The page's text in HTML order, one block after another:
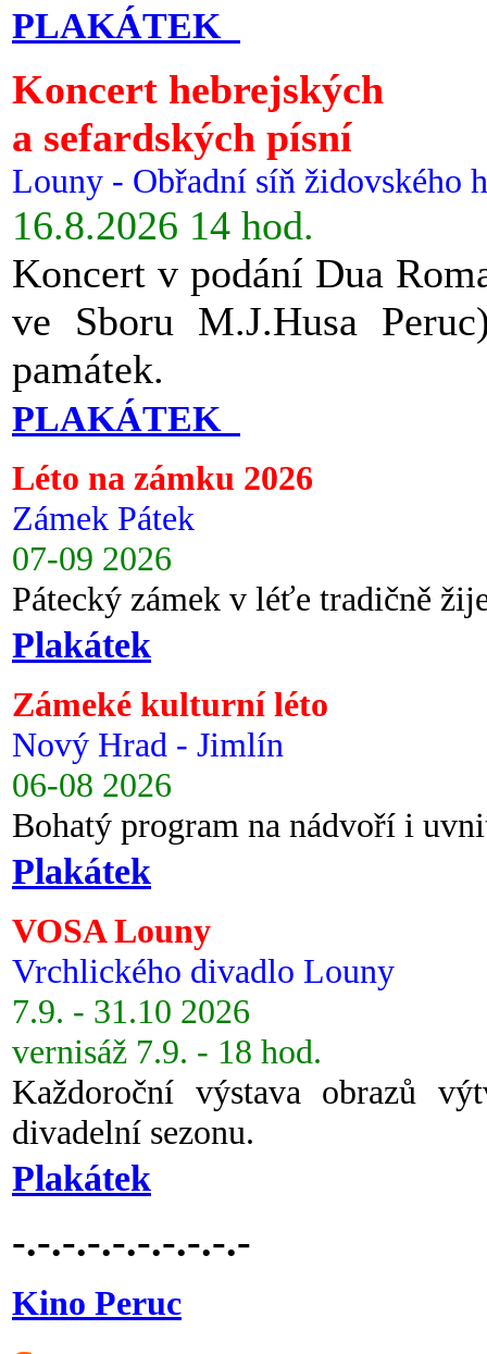
PLAKÁTEK
Koncert hebrejských
a sefardských písní
Louny - Obřadní síň židovského
16.8.2026 14 hod.
Koncert v podání Dua
ve Sboru M.J.Husa
památek.
PLAKÁTEK
Léto na zámku 2026
Zámek Pátek
07-09 2026
Pátecký zámek v léťe tradičně
Plakátek
Zámeké kulturní léto
Nový Hrad - Jimlín
06-08 2026
Bohatý program na nádvoří i
Plakátek
VOSA Louny
Vrchlického divadlo Louny
7.9. - 31.10 2026
vernisáž 7.9. - 18 hod.
Každoroční výstava obrazů
divadelní sezonu.
Plakátek
-.-.-.-.-.-.-.-.-.-
Kino Peruc